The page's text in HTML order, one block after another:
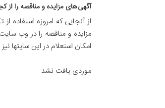
آگهی های مزایده و مناقصه را از
از آنجایی که امروزه استفاده
مزایده و مناقصه را در وب
امکان استعلام در این سایتها
موردی یافت نشد